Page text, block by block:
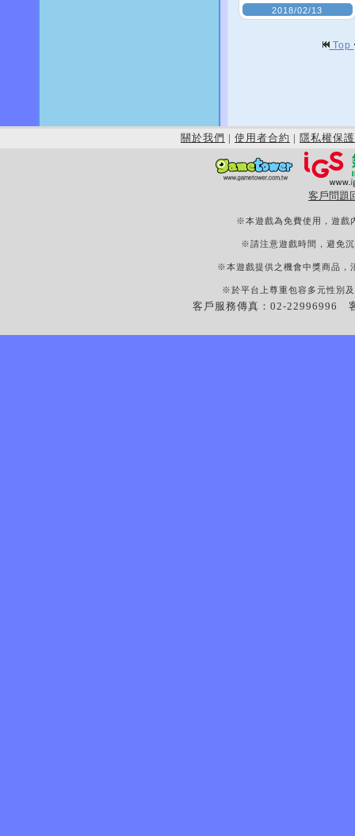
2018/02/13
Top
關於我們 | 使用者合約 | 隱私權保護
客戶問題
※本遊戲為免費使用，遊戲
※請注意遊戲時間，避免
※本遊戲提供之機會中獎商品，
※於平台上尊重包容多元性別
客戶服務傳真：02-22996996